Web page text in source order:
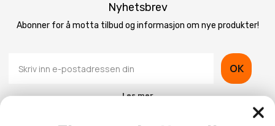
Nyhetsbrev
Abonner for å motta tilbud og informasjon om nye produkter!
OK
Les mer